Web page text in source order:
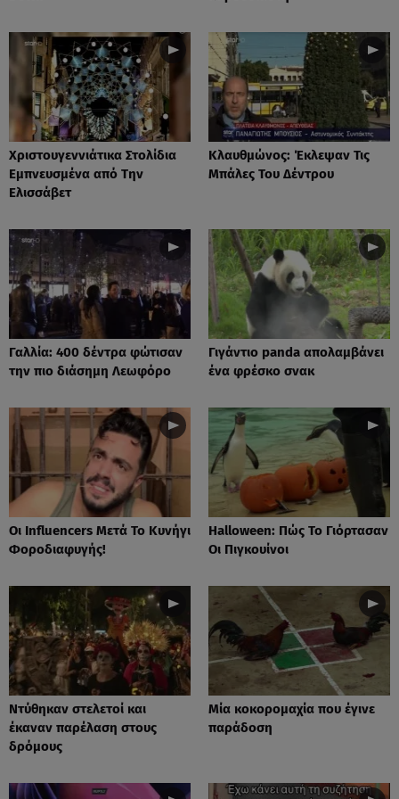
Xριστουγεννιάτικα Στολίδια
Εμπνευσμένα από Την
Ελισσάβετ
Κλαυθμώνος: Έκλεψαν Τις
Μπάλες Του Δέντρου
Γαλλία: 400 δέντρα φώτισαν
την πιο διάσημη Λεωφόρο
Γιγάντιο panda απολαμβάνει
ένα φρέσκο σνακ
Οι Influencers Μετά Το Κυνήγι
Φοροδιαφυγής!
Ηalloween: Πώς Το Γιόρτασαν
Οι Πιγκουίνοι
Nτύθηκαν στελετοί και
έκαναν παρέλαση στους
δρόμους
Mία κοκορομαχία που έγινε
παράδοση